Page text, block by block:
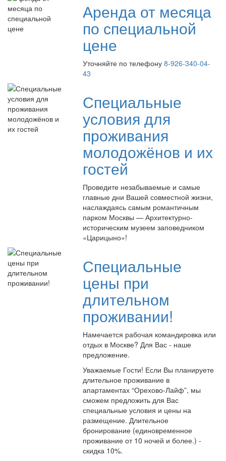
Аренда от месяца
по специальной
цене
Уточняйте по телефону8-926-340-04-
43
Специальные
условия для
проживания
молодожёнов и их
гостей
Проведите незабываемые и самые
главные дни Вашей совместной жизни,
наслаждаясь самым романтичным
парком Москвы — Архитектурно-
историческим музеем заповедником
«Царицыно»!
Специальные
цены при
длительном
проживании!
Намечается рабочая командировка или
отдых в Москве? Для Вас - наше
предложение.
Уважаемые Гости! Если Вы планируете
длительное проживание в
апартаментах “Орехово-Лайф”, мы
сможем предложить для Вас
специальные условия и цены на
размещение. Длительное
бронирование (единовременное
проживание от 10 ночей и более.) -
скидка 10%.